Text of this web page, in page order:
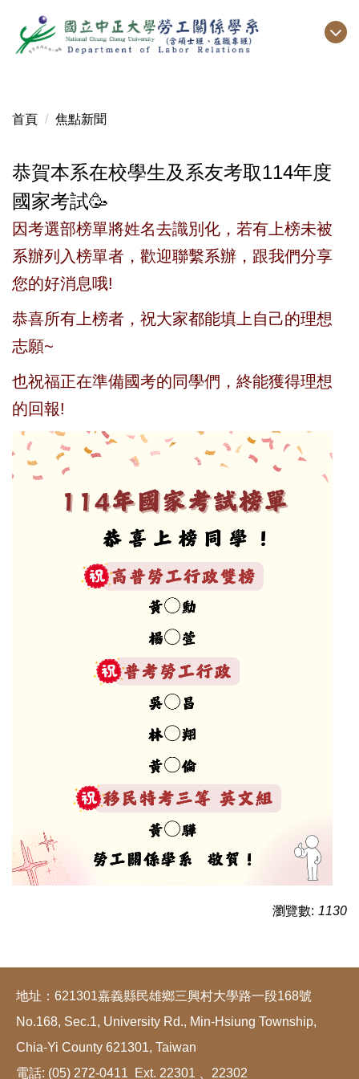
到
主
區
首頁 焦點新聞
恭賀本系在校學生及系友考取114年度
國家考試🥳
因考選部榜單將姓名去識別化，若有上榜未被
系辦列入榜單者，歡迎聯繫系辦，跟我們分享
您的好消息哦!
恭喜所有上榜者，祝大家都能填上自己的理想
志願~
也祝福正在準備國考的同學們，終能獲得理想
的回報!
瀏覽數: 1130
地址：621301嘉義縣民雄鄉三興村大學路一段168號
No.168, Sec.1, University Rd., Min-Hsiung Township,
Chia-Yi County 621301, Taiwan
電話: (05) 272-0411 Ext. 22301 、22302